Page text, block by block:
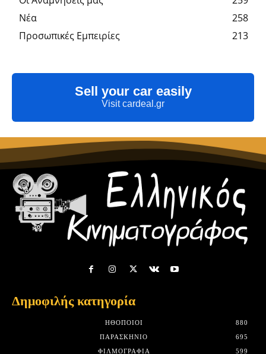
Νέα
258
Προσωπικές Εμπειρίες
213
Sell your car easily
Visit cardeal.gr
Δημοφιλής κατηγορία
HΘΟΠΟΙΟΊ
880
ΠΑΡΑΣΚΉΝΙΟ
695
ΦΙΛΜΟΓΡΑΦΊΑ
599